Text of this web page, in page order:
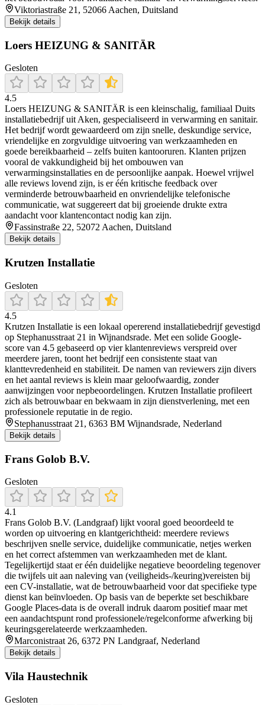
Viktoriastraße 21, 52066 Aachen, Duitsland
Bekijk details
Loers HEIZUNG & SANITÄR
Gesloten
4.5
Loers HEIZUNG & SANITÄR is een kleinschalig, familiaal Duits
installatiebedrijf uit Aken, gespecialiseerd in verwarming en sanitair.
Het bedrijf wordt gewaardeerd om zijn snelle, deskundige service,
vriendelijke en zorgvuldige uitvoering van werkzaamheden en
goede bereikbaarheid – zelfs buiten kantooruren. Klanten prijzen
vooral de vakkundigheid bij het ombouwen van
verwarmingsinstallaties en de persoonlijke aanpak. Hoewel vrijwel
alle reviews lovend zijn, is er één kritische feedback over
verminderde betrouwbaarheid en onvriendelijke telefonische
communicatie, wat suggereert dat bij groeiende drukte extra
aandacht voor klantencontact nodig kan zijn.
Fassinstraße 22, 52072 Aachen, Duitsland
Bekijk details
Krutzen Installatie
Gesloten
4.5
Krutzen Installatie is een lokaal opererend installatiebedrijf gevestigd
op Stephanusstraat 21 in Wijnandsrade. Met een solide Google-
score van 4.5 gebaseerd op vier klantenreviews verspreid over
meerdere jaren, toont het bedrijf een consistente staat van
klanttevredenheid en stabiliteit. De namen van reviewers zijn divers
en het aantal reviews is klein maar geloofwaardig, zonder
aanwijzingen voor nepbeoordelingen. Krutzen Installatie profileert
zich als betrouwbaar en bekwaam in zijn dienstverlening, met een
professionele reputatie in de regio.
Stephanusstraat 21, 6363 BM Wijnandsrade, Nederland
Bekijk details
Frans Golob B.V.
Gesloten
4.1
Frans Golob B.V. (Landgraaf) lijkt vooral goed beoordeeld te
worden op uitvoering en klantgerichtheid: meerdere reviews
beschrijven snelle service, duidelijke communicatie, netjes werken
en het correct afstemmen van werkzaamheden met de klant.
Tegelijkertijd staat er één duidelijke negatieve beoordeling tegenover
die twijfels uit aan naleving van (veiligheids-/keuring)vereisten bij
een CV-installatie, wat de betrouwbaarheid voor dat specifieke type
dienst kan beïnvloeden. Op basis van de beperkte set beschikbare
Google Places-data is de overall indruk daarom positief maar met
een aandachtspunt rond professionele/regelconforme afwerking bij
keuringsgerelateerde werkzaamheden.
Marconistraat 26, 6372 PN Landgraaf, Nederland
Bekijk details
Vila Haustechnik
Gesloten